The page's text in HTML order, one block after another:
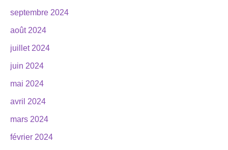
septembre 2024
août 2024
juillet 2024
juin 2024
mai 2024
avril 2024
mars 2024
février 2024